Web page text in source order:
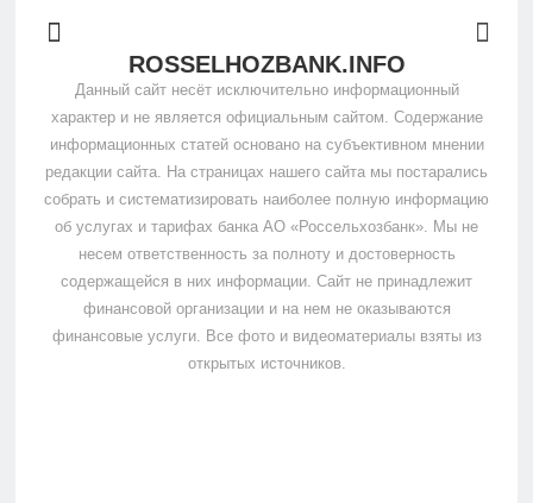
ROSSELHOZBANK.INFO
Данный сайт несёт исключительно информационный
характер и не является официальным сайтом. Содержание
информационных статей основано на субъективном мнении
редакции сайта. На страницах нашего сайта мы постарались
собрать и систематизировать наиболее полную информацию
об услугах и тарифах банка АО «Россельхозбанк». Мы не
несем ответственность за полноту и достоверность
содержащейся в них информации. Сайт не принадлежит
финансовой организации и на нем не оказываются
финансовые услуги. Все фото и видеоматериалы взяты из
открытых источников.